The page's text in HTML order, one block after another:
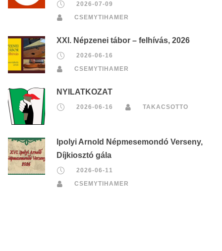
2026-07-09
CSEMYTIHAMER
XXI. Népzenei tábor – felhívás, 2026
2026-06-16
CSEMYTIHAMER
NYILATKOZAT
2026-06-16 TAKACSOTTO
Ipolyi Arnold Népmesemondó Verseny,
Díjkiosztó gála
2026-06-11
CSEMYTIHAMER